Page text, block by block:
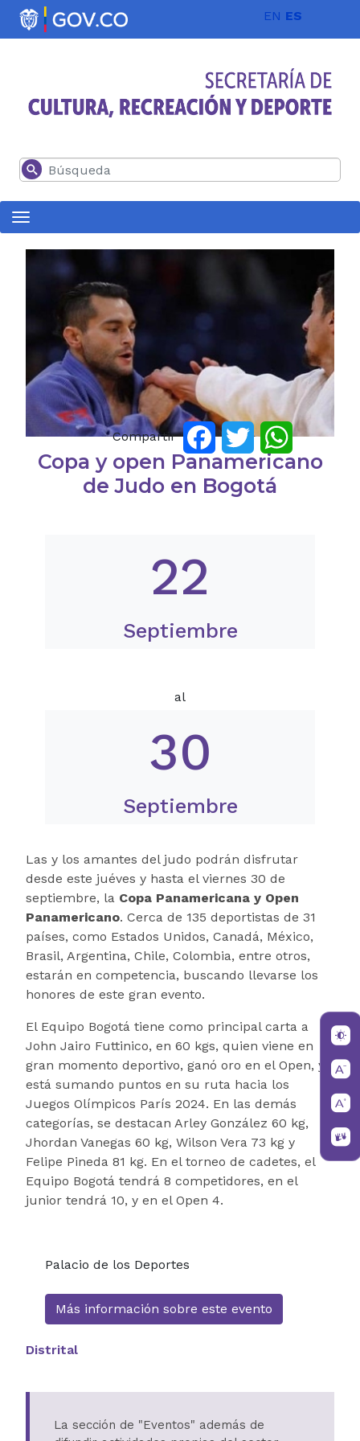
Pasar al contenido principal EN ES
Buscar
Compartir FacebookTwitterWhatsApp
Copa y open Panamericano
de Judo en Bogotá
22
Septiembre
al
30
Septiembre
Las y los amantes del judo podrán disfrutar
desde este juéves y hasta el viernes 30 de
septiembre, la Copa Panamericana y Open
Panamericano. Cerca de 135 deportistas de 31
países, como Estados Unidos, Canadá, México,
Brasil, Argentina, Chile, Colombia, entre otros,
estarán en competencia, buscando llevarse los
honores de este gran evento.
El Equipo Bogotá tiene como principal carta a
John Jairo Futtinico, en 60 kgs, quien viene en
gran momento deportivo, ganó oro en el Open, y
está sumando puntos en su ruta hacia los
Juegos Olímpicos París 2024. En las demás
categorías, se destacan Arley González 60 kg,
Jhordan Vanegas 60 kg, Wilson Vera 73 kg y
Felipe Pineda 81 kg. En el torneo de cadetes, el
Equipo Bogotá tendrá 8 competidores, en el
junior tendrá 10, y en el Open 4.
Palacio de los Deportes
Más información sobre este evento
Distrital
La sección de "Eventos" además de